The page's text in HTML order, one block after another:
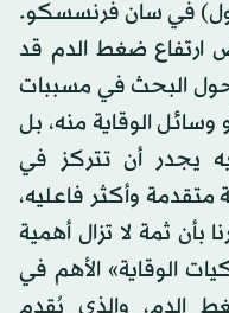
سبتمبر (أيلول) في سان فرنسسكو.
ارتفاع ضغط الدم قد
حول البحث في مسببات
وسائل الوقاية منه، بل
يجدر أن تتركز في
وأكثر فاعليه،
بأن ثمة لا تزال أهمية
الوقاية» الأهم في
الدم، والذي يُقدم